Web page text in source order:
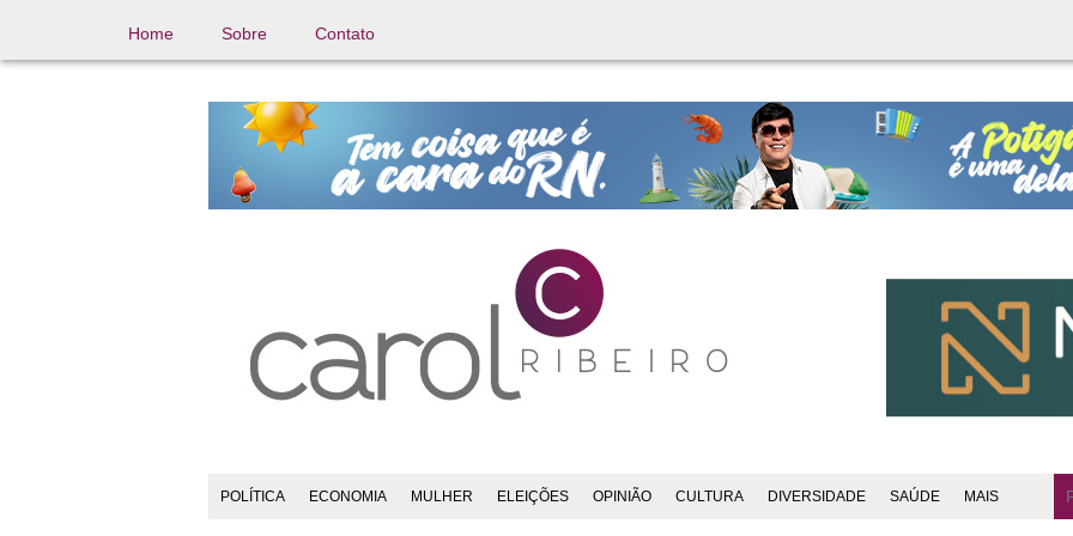
Home Sobre Contato
POLÍTICA ECONOMIA MULHER ELEIÇÕES OPINIÃO CULTURA DIVERSIDADE SAÚDE MAIS